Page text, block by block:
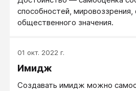
способностей, мировоззрения,
общественного значения.
01 окт. 2022 г.
Имидж
Создавать имидж можно